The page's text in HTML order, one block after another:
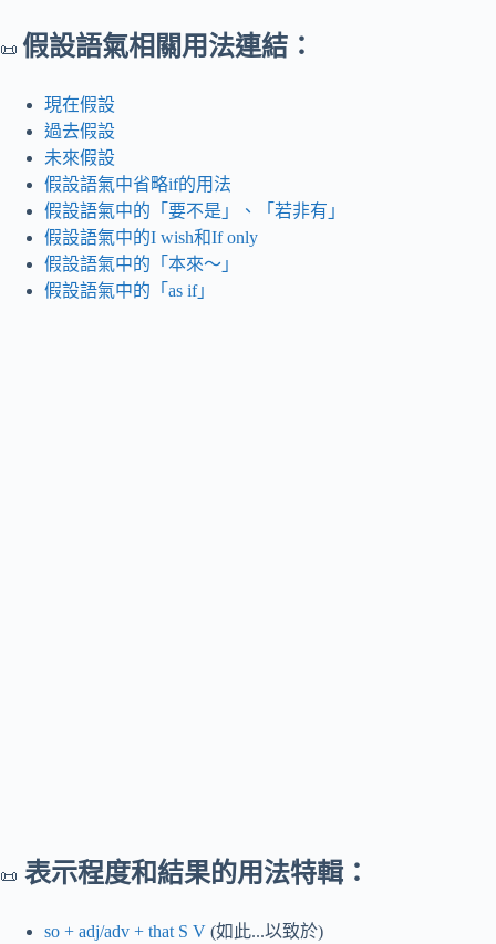
📜 假設語氣相關用法連結：
現在假設
過去假設
未來假設
假設語氣中省略if的用法
假設語氣中的「要不是」、「若非有」
假設語氣中的I wish和If only
假設語氣中的「本來～」
假設語氣中的「as if」
📜 表示程度和結果的用法特輯：
so + adj/adv + that S V (如此...以致於)